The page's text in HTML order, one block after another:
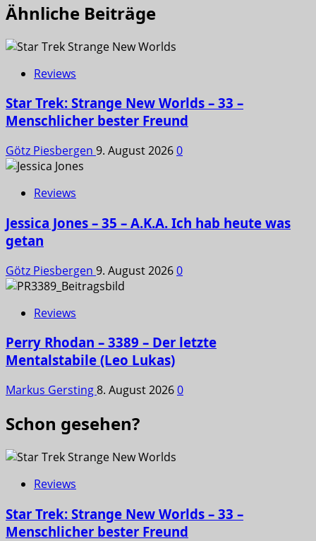
Ähnliche Beiträge
Reviews
Star Trek: Strange New Worlds – 33 –
Menschlicher bester Freund
Götz Piesbergen 9. August 20260
Reviews
Jessica Jones – 35 – A.K.A. Ich hab heute was
getan
Götz Piesbergen 9. August 20260
Reviews
Perry Rhodan – 3389 – Der letzte
Mentalstabile (Leo Lukas)
Markus Gersting8. August 20260
Schon gesehen?
Reviews
Star Trek: Strange New Worlds – 33 –
Menschlicher bester Freund